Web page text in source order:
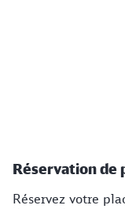
Réservation de
Réservez votre